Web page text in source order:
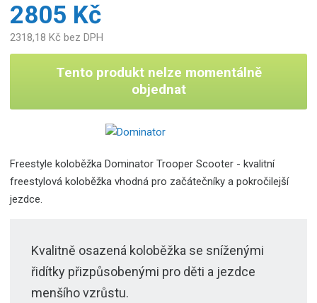
2805 Kč
2318,18 Kč bez DPH
Tento produkt nelze momentálně
objednat
Freestyle koloběžka Dominator Trooper Scooter - kvalitní
freestylová koloběžka vhodná pro začátečníky a pokročilejší
jezdce.
Kvalitně osazená koloběžka se sníženými
řidítky přizpůsobenými pro děti a jezdce
menšího vzrůstu.